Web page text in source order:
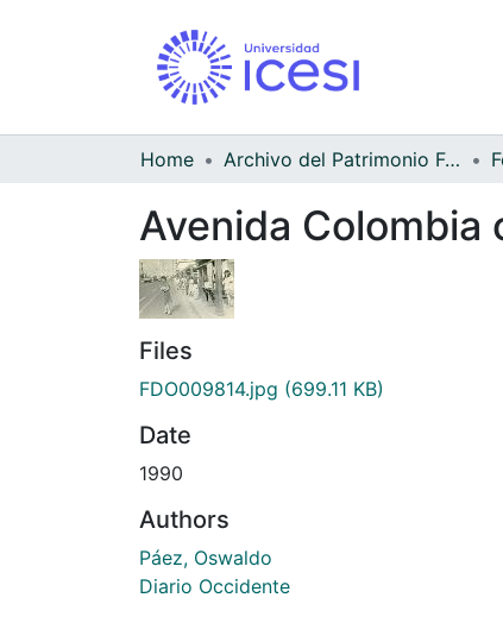
Home Archivo del Patrimonio Fotográfico y Fílmico del Valle del Cauca
Avenida
Files
FDO009814.jpg (699.11 KB)
Date
1990
Authors
Páez, Oswaldo
Diario Occidente